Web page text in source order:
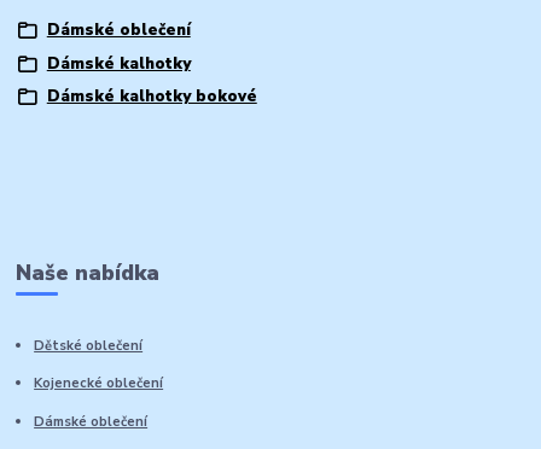
Dámské oblečení
Dámské kalhotky
Dámské kalhotky bokové
Naše nabídka
Dětské oblečení
Kojenecké oblečení
Dámské oblečení